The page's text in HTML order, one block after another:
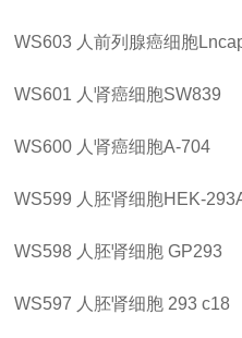
WS603 人前列腺癌细胞
WS601 人肾癌细胞SW839
WS600 人肾癌细胞A-704
WS599 人胚肾细胞HEK-
WS598 人胚肾细胞 GP293
WS597 人胚肾细胞 293 c18